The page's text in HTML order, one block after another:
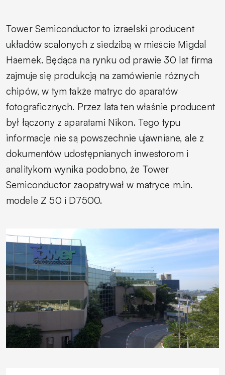
Tower Semiconductor to izraelski producent
układów scalonych z siedzibą w mieście Migdal
Haemek. Będąca na rynku od prawie 30 lat firma
zajmuje się produkcją na zamówienie różnych
chipów, w tym także matryc do aparatów
fotograficznych. Przez lata ten właśnie producent
był łączony z aparatami Nikon. Tego typu
informacje nie są powszechnie ujawniane, ale z
dokumentów udostępnianych inwestorom i
analitykom wynika podobno, że Tower
Semiconductor zaopatrywał w matryce m.in.
modele Z 50 i D7500.